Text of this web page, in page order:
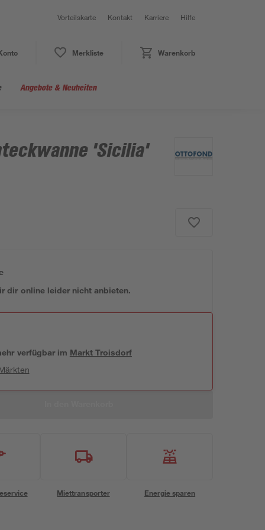
Vorteilskarte Kontakt Karriere Hilfe
Merkliste Warenkorb
Angebote & Neuheiten
'Sicilia'
dir online leider nicht anbieten.
verfügbar im Markt Troisdorf
Miettransporter Energie sparen